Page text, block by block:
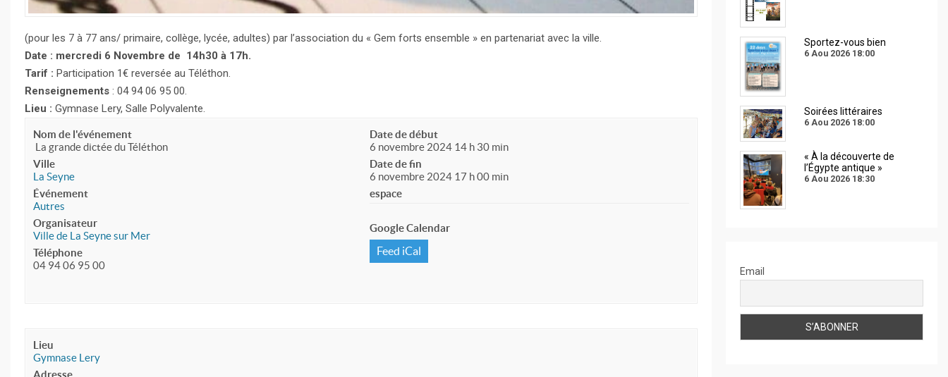
(pour les 7 à 77 ans/ primaire, collège, lycée, adultes) par l’association du « Gem forts ensemble » en partenariat avec la ville.
Date : mercredi 6 Novembre de 14h30 à 17h.
Tarif : Participation 1€ reversée au Téléthon.
Renseignements : 04 94 06 95 00.
Lieu : Gymnase Lery, Salle Polyvalente.
Nom de l'événement
La grande dictée du Téléthon
Ville
La Seyne
Événement
Autres
Organisateur
Ville de La Seyne sur Mer
Téléphone
04 94 06 95 00
Date de début
6 novembre 2024 14 h 30 min
Date de fin
6 novembre 2024 17 h 00 min
espace
Google Calendar
Feed iCal
Lieu
Gymnase Lery
Adresse
Sportez-vous bien
6 Aou 2026 18:00
Soirées littéraires
6 Aou 2026 18:00
« À la découverte de
l’Égypte antique »
6 Aou 2026 18:30
Email